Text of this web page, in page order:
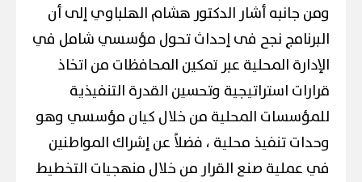
ومن جانبه أشار الدكتور هشام الهلباوي إلى أن
البرنامج نجح فى إحداث تحول مؤسسي شامل في
الإدارة المحلية عبر تمكين المحافظات من اتخاذ
قرارات استراتيجية وتحسين القدرة التنفيذية
للمؤسسات المحلية من خلال كيان مؤسسي وهو
وحدات تنفيذ محلية ، فضلاً عن إشراك المواطنين
في عملية صنع القرار من خلال منهجيات التخطيط